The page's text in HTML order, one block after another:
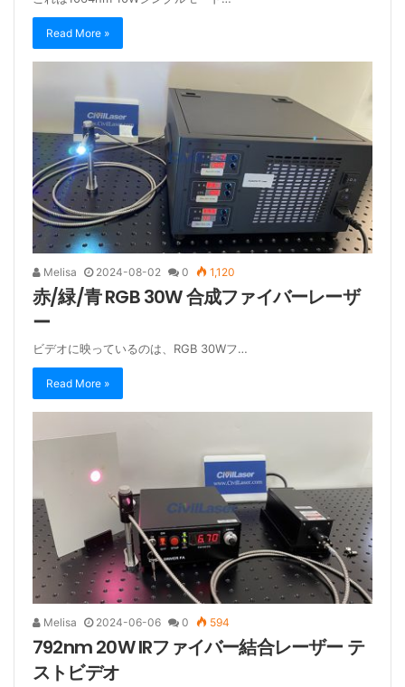
Read More »
Melisa 2024-08-02 0 1,120
赤/緑/青 RGB 30W 合成ファイバーレーザ
ー
ビデオに映っているのは、RGB 30Wフ…
Read More »
Melisa 2024-06-06 0 594
792nm 20W IRファイバー結合レーザー テ
ストビデオ